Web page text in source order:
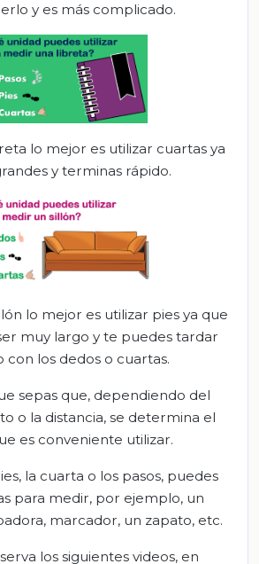
y es más complicado.
lo mejor es utilizar cuartas ya
y terminas rápido.
lo mejor es utilizar pies ya que
muy largo y te puedes tardar
los dedos o cuartas.
sepas que, dependiendo del
o la distancia, se determina el
es conveniente utilizar.
la cuarta o los pasos, puedes
para medir, por ejemplo, un
marcador, un zapato, etc.
los siguientes videos, en